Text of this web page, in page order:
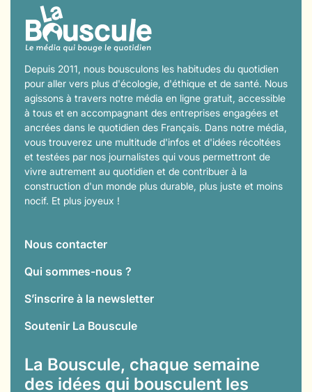
Depuis 2011, nous bousculons les habitudes du quotidien
pour aller vers plus d'écologie, d'éthique et de santé. Nous
agissons à travers notre média en ligne gratuit, accessible
à tous et en accompagnant des entreprises engagées et
ancrées dans le quotidien des Français. Dans notre média,
vous trouverez une multitude d'infos et d'idées récoltées
et testées par nos journalistes qui vous permettront de
vivre autrement au quotidien et de contribuer à la
construction d'un monde plus durable, plus juste et moins
nocif. Et plus joyeux !
Nous contacter
Qui sommes-nous ?
S’inscrire à la newsletter
Soutenir La Bouscule
La Bouscule, chaque semaine
des idées qui bousculent les